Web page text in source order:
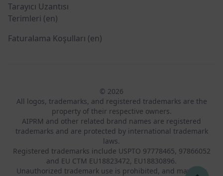
Tarayıcı Uzantısı
Terimleri (en)
Faturalama Koşulları (en)
© 2026
All logos, trademarks, and registered trademarks are the
property of their respective owners.
AIPRM and other related brand names are registered
trademarks and are protected by international trademark
laws.
Registered trademarks include USPTO 97778465, 97866052
and EU CTM EU18823472, EU18830896.
Unauthorized trademark use is prohibited, and may be a